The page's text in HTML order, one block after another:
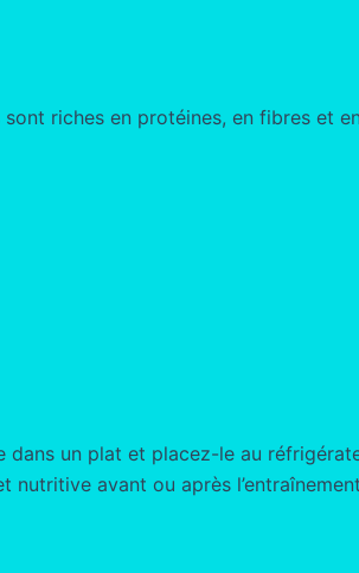
riches en protéines, en fibres et
dans un plat et placez-le au
nutritive avant ou après